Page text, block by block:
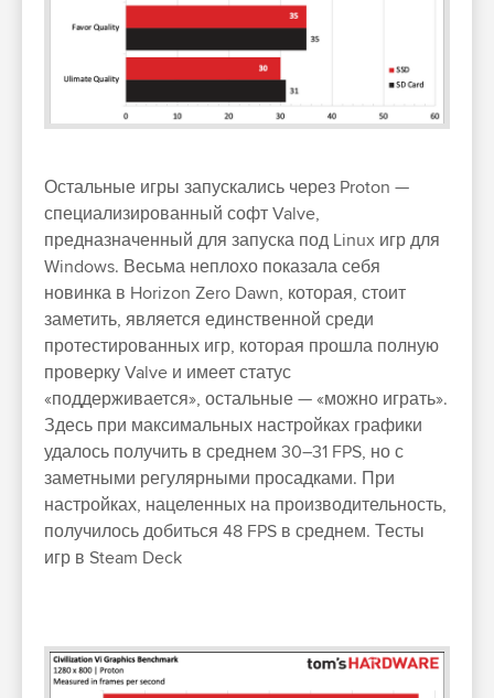
Остальные игры запускались через Proton —
специализированный софт Valve,
предназначенный для запуска под Linux игр для
Windows. Весьма неплохо показала себя
новинка в Horizon Zero Dawn, которая, стоит
заметить, является единственной среди
протестированных игр, которая прошла полную
проверку Valve и имеет статус
«поддерживается», остальные — «можно играть».
Здесь при максимальных настройках графики
удалось получить в среднем 30–31 FPS, но с
заметными регулярными просадками. При
настройках, нацеленных на производительность,
получилось добиться 48 FPS в среднем. Тесты
игр в Steam Deck